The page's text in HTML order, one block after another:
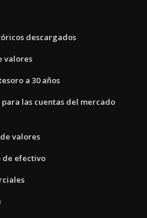
descargados
valores
a 30 años
las cuentas del mercado
valores
de efectivo